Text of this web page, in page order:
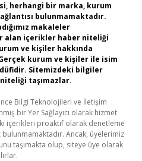
herhangi bir marka, kurum
bulunmamaktadır.
makaleler
alan içerikler haber niteliği
ve kişiler hakkında
kurum ve kişiler ile isim
Sitemizdeki bilgiler
taşımazlar.
Bilgi Teknolojileri ve İletişim
bir Yer Sağlayıcı olarak hizmet
içerikleri proaktif olarak denetleme
Ancak, üyelerimiz
taşımakta olup, siteye üye olarak